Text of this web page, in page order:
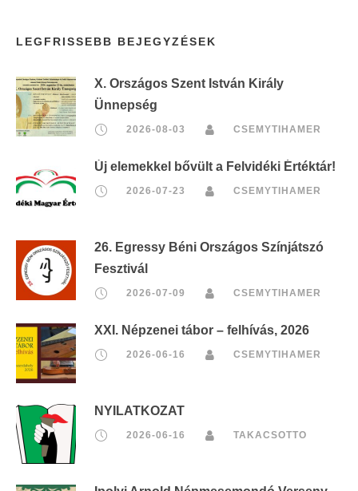
LEGFRISSEBB BEJEGYZÉSEK
X. Országos Szent István Király
Ünnepség
2026-08-03 CSEMYTIHAMER
Új elemekkel bővült a Felvidéki Értéktár!
2026-07-23 CSEMYTIHAMER
26. Egressy Béni Országos Színjátszó
Fesztivál
2026-07-09 CSEMYTIHAMER
XXI. Népzenei tábor – felhívás, 2026
2026-06-16 CSEMYTIHAMER
NYILATKOZAT
2026-06-16 TAKACSOTTO